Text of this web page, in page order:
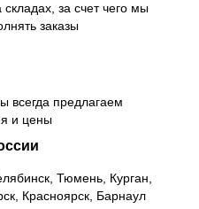
за счет чего мы
заказы
всегда предлагаем
и цены
Тюмень, Курган,
Красноярск, Барнаул